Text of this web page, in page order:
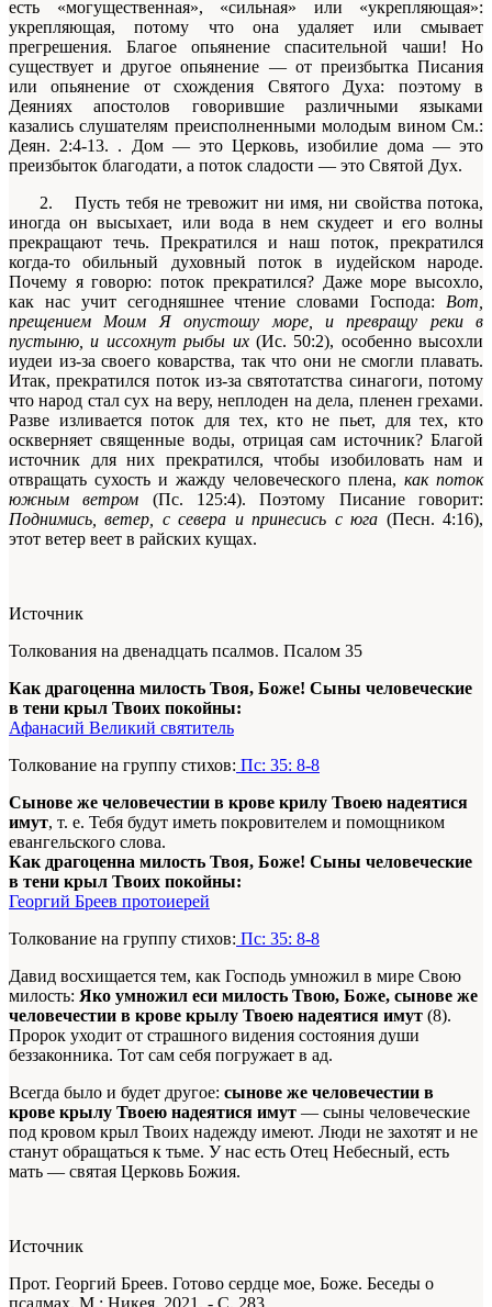
есть «могущественная», «сильная» или «укрепляющая»:
укрепляющая, потому что она удаля­ет или смывает
прегрешения. Благое опьянение спасительной чаши! Но
существует и другое опьянение — от преизбытка Писания
или опьянение от схождения Святого Духа: поэтому в
Деяниях апостолов говорившие различными языками
казались слушателям преиспол­ненными молодым вином См.:
Деян. 2:4-13. . Дом — это Церковь, изобилие дома — это
преизбыток благодати, а поток сладости — это Святой Дух.
2.
Пусть тебя не тревожит ни имя, ни свойства потока,
ино­гда он высыхает, или вода в нем скудеет и его волны
прекращают течь. Прекратился и наш поток, прекратился
когда-то обильный духовный поток в иудейском народе.
Почему я говорю: поток пре­кратился? Даже море высохло,
как нас учит сегодняшнее чтение словами Господа: Вот,
прещением Моим Я опустошу море, и пре­вращу реки в
пустыню, и иссохнут рыбы их(Ис. 50:2), особенно высохли
иудеи из-за своего коварства, так что они не смогли пла­вать.
Итак, прекратился поток из-за святотатства синагоги, пото­му
что народ стал сух на веру, неплоден на дела, пленен грехами.
Разве изливается поток для тех, кто не пьет, для тех, кто
осквер­няет священные воды, отрицая сам источник? Благой
источник для них прекратился, чтобы изобиловать нам и
отвращать сухость и жажду человеческого плена, как поток
южным ветром (Пс. 125:4). Поэтому Писание говорит:
Поднимись, ветер, с севера и прине­сись с юга (Песн. 4:16),
этот ветер веет в райских кущах.
Источник
Толкования на двенадцать псалмов. Псалом 35
Как драгоценна милость Твоя, Боже! Сыны человеческие
в тени крыл Твоих покойны:
Афанасий Великий святитель
Толкование на группу стихов: Пс: 35: 8-8
Сынове же человечестии в крове крилу Твоею надеятися
имут, т. е. Тебя будут иметь покровителем и помощником
евангельского слова.
Как драгоценна милость Твоя, Боже! Сыны человеческие
в тени крыл Твоих покойны:
Георгий Бреев протоиерей
Толкование на группу стихов: Пс: 35: 8-8
Давид восхищается тем, как Господь умножил в мире Свою
милость: Яко умножил еси милость Твою, Боже, сынове же
человечестии в крове крылу Твоею надеятися имут (8).
Пророк уходит от страшного видения состояния души
беззаконника. Тот сам себя погружает в ад.
Всегда было и будет другое: сынове же человечестии в
крове крылу Твоею надеятися имут — сыны человеческие
под кровом крыл Твоих надежду имеют. Люди не захотят и не
станут обращаться к тьме. У нас есть Отец Небесный, есть
мать — святая Церковь Божия.
Источник
Прот. Георгий Бреев. Готово сердце мое, Боже. Беседы о